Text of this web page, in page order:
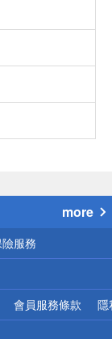
more
服務
會員服務條款 隱